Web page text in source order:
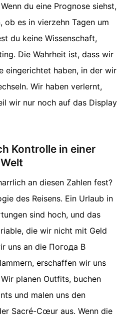
du eine Prognose siehst,
ob es in vierzehn Tagen um
du keine Wissenschaft,
Die Wahrheit ist, dass wir
eingerichtet haben, in der wir
Wir haben verlernt,
wir nur noch auf das Display
Kontrolle in einer
an diesen Zahlen fest?
des Reisens. Ein Urlaub in
sind hoch, und das
die wir nicht mit Geld
uns an die Погода В
erschaffen wir uns
planen Outfits, buchen
und malen uns den
Sacré-Cœur aus. Wenn die